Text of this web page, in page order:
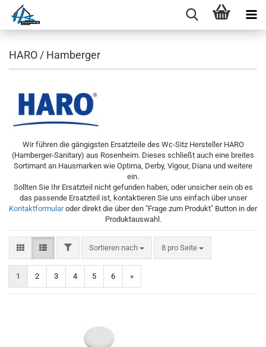
HARO / Hamberger
Wir führen die gängigsten Ersatzteile des Wc-Sitz Hersteller HARO
(Hamberger-Sanitary) aus Rosenheim. Dieses schließt auch eine breites
Sortimant an Hausmarken wie Optima, Derby, Vigour, Diana und weitere
ein.
Sollten Sie Ihr Ersatzteil nicht gefunden haben, oder unsicher sein ob es
das passende Ersatzteil ist, kontaktieren Sie uns einfach über unser
Kontaktformularoder direkt die über den "Frage zum Produkt" Button in der
Produktauswahl.
FILTERSortieren nach
Sortieren nach 8 pro Seite
pro Seite
1 2 3 4 5 6 »